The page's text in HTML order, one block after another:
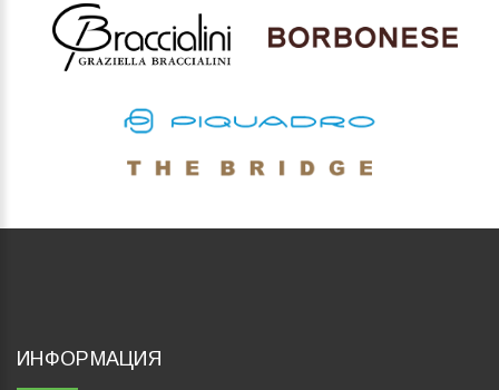
ИНФОРМАЦИЯ